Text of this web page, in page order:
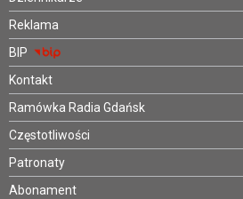
Reklama
BIP
Kontakt
Ramówka Radia Gdańsk
Częstotliwości
Patronaty
Abonament